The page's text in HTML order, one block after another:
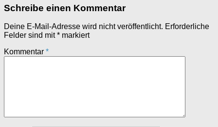
Schreibe einen Kommentar
Deine E-Mail-Adresse wird nicht veröffentlicht. Erforderliche
Felder sind mit* markiert
Kommentar *